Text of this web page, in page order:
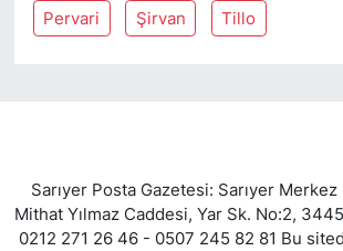
Pervari Şirvan Tillo
Sarıyer Posta Gazetesi: Sarıyer
Mithat Yılmaz Caddesi, Yar Sk. No:2,
0212 271 26 46 - 0507 245 82 81 Bu
TEKNOLOJİ
YAŞAM